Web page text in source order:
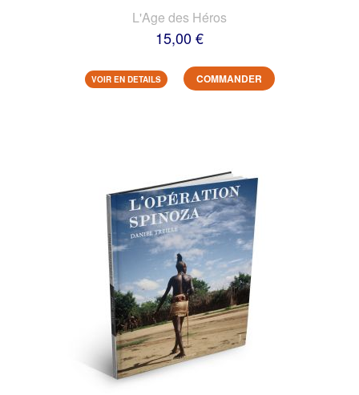
L'Age des Héros
15,00 €
VOIR EN DETAILS COMMANDER